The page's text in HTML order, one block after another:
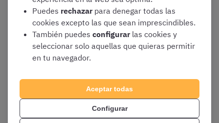
es garantía de pasar la criba. Es imprescindible
conseguir la nota más alta.
examen de Auxiliar Administrativo/a del
Estado de 2023!
Puedes rechazar para denegar todas las
cookies excepto las que sean imprescindibles.
También puedes configurar las cookies y
seleccionar solo aquellas que quieras permitir
en tu navegador.
Aceptar todas
Configurar